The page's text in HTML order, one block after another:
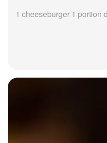
1 cheeseburger 1 portion